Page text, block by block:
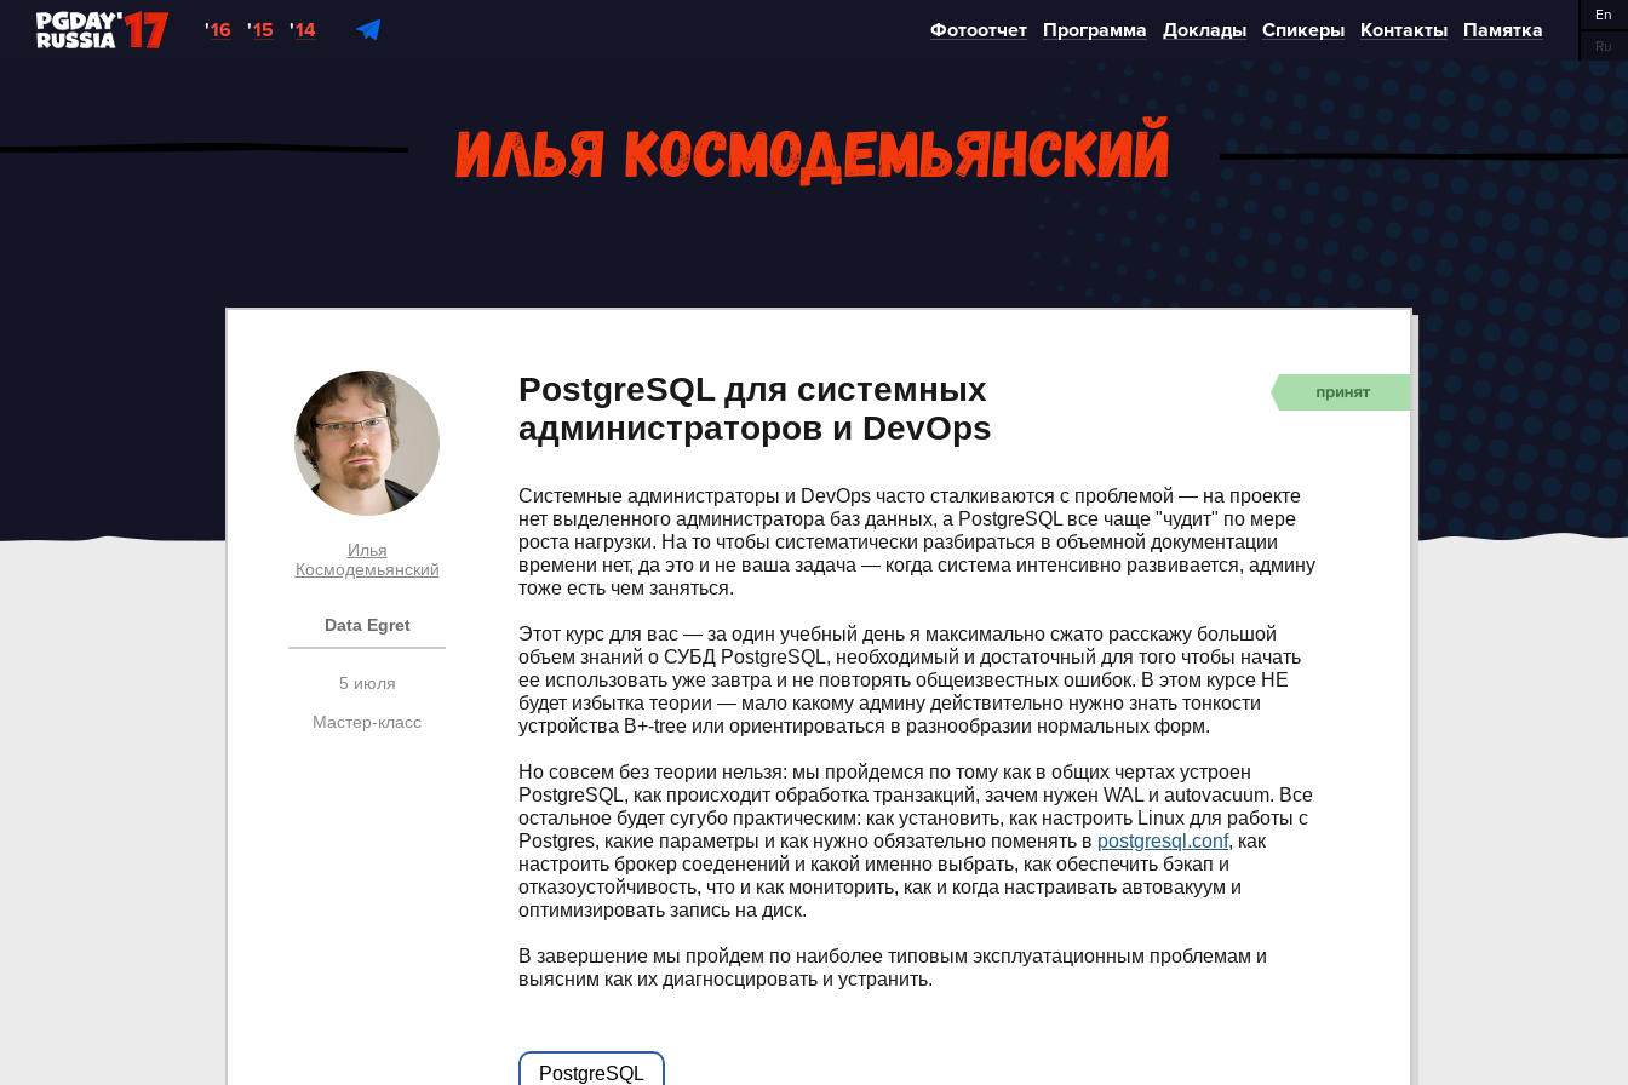
'16 '15 '14 Фотоотчет Программа Доклады Спикеры Контакты Памятка
En
Ru
Илья Космодемьянский
Илья
Космодемьянский
Data Egret
5 июля
Мастер-класс
PostgreSQL для системных
администраторов и DevOps
Системные администраторы и DevOps часто сталкиваются с проблемой — на проекте
нет выделенного администратора баз данных, а PostgreSQL все чаще "чудит" по мере
роста нагрузки. На то чтобы систематически разбираться в объемной документации
времени нет, да это и не ваша задача — когда система интенсивно развивается, админу
тоже есть чем заняться.
Этот курс для вас — за один учебный день я максимально сжато расскажу большой
объем знаний о СУБД PostgreSQL, необходимый и достаточный для того чтобы начать
ее использовать уже завтра и не повторять общеизвестных ошибок. В этом курсе НЕ
будет избытка теории — мало какому админу действительно нужно знать тонкости
устройства B+-tree или ориентироваться в разнообразии нормальных форм.
Но совсем без теории нельзя: мы пройдемся по тому как в общих чертах устроен
PostgreSQL, как происходит обработка транзакций, зачем нужен WAL и autovacuum. Все
остальное будет сугубо практическим: как установить, как настроить Linux для работы с
Postgres, какие параметры и как нужно обязательно поменять в postgresql.conf, как
настроить брокер соеденений и какой именно выбрать, как обеспечить бэкап и
отказоустойчивость, что и как мониторить, как и когда настраивать автовакуум и
оптимизировать запись на диск.
В завершение мы пройдем по наиболее типовым эксплуатационным проблемам и
выясним как их диагносцировать и устранить.
PostgreSQL